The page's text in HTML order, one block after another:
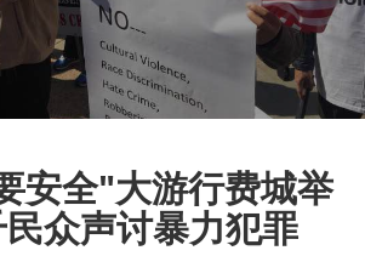
安全"大游行费城举
众声讨暴力犯罪